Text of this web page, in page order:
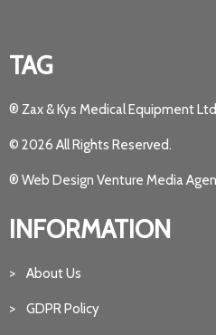
TAG
® Zax & Kys Medical Equipment
© 2026 All Rights Reserved.
® Web Design Venture Media
INFORMATION
> About Us
> GDPR Policy